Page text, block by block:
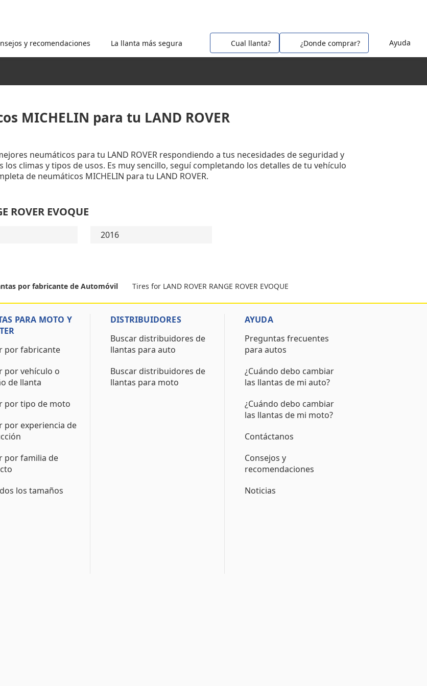
Ayuda
y recomendaciones La llanta más segura Cual llanta? ¿Donde comprar?
MICHELIN para tu LAND ROVER
neumáticos para tu LAND ROVER respondiendo a tus necesidades de seguridad y
climas y tipos de usos. Es muy sencillo, seguí completando los detalles de tu vehículo
de neumáticos MICHELIN para tu LAND ROVER.
ROVER EVOQUE
2016
por fabricante de Automóvil Tires for LAND ROVER RANGE ROVER EVOQUE
PARA MOTO Y
por fabricante
por vehículo o
de llanta
por tipo de moto
por experiencia de
por familia de
los tamaños
DISTRIBUIDORES
Buscar distribuidores de
llantas para auto
Buscar distribuidores de
llantas para moto
AYUDA
Preguntas frecuentes
para autos
¿Cuándo debo cambiar
las llantas de mi auto?
¿Cuándo debo cambiar
las llantas de mi moto?
Contáctanos
Consejos y
recomendaciones
Noticias